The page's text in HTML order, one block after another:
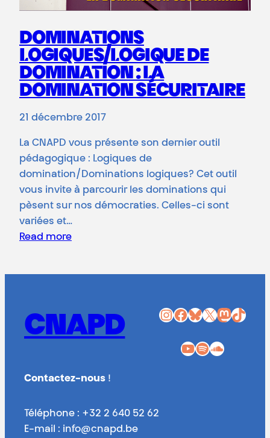
DOMINATIONS
LOGIQUES/LOGIQUE DE
DOMINATION : LA
DOMINATION SÉCURITAIRE
21 décembre 2017
La CNAPD vous présente son dernier outil
pédagogique : Logiques de
domination/Dominations logiques? Cet outil
vous invite à parcourir les dominations qui
pèsent sur nos démocraties. Celles-ci sont
variées et…
Read more
CNAPD InstagramFacebook Bluesky X Mastodon TikTok
YouTube Spotify SoundCloud
Contactez-nous !
Téléphone : +32 2 640 52 62
E-mail : info@cnapd.be